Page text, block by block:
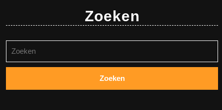
Zoeken
naar: